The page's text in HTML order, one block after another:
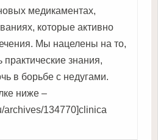
медикаментах,
которые активно
Мы нацелены на то,
практические знания,
в борьбе с недугами.
ниже –
archives/134770]clinica